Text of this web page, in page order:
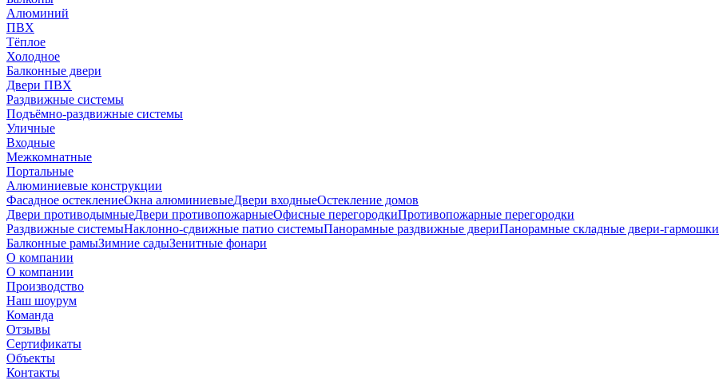
Алюминий
ПВХ
Тёплое
Холодное
Балконные двери
Двери ПВХ
Раздвижные системы
Подъёмно-раздвижные системы
Уличные
Входные
Межкомнатные
Портальные
Алюминиевые конструкции
Фасадное остеклениеОкна алюминиевыеДвери входныеОстекление домов
Двери противодымныеДвери противопожарныеОфисные перегородкиПротивопожарные перегородки
Раздвижные системыНаклонно-сдвижные патио системыПанорамные раздвижные двериПанорамные складные двери-гармошки
Балконные рамыЗимние садыЗенитные фонари
О компании
О компании
Производство
Наш шоурум
Команда
Отзывы
Сертификаты
Объекты
Контакты